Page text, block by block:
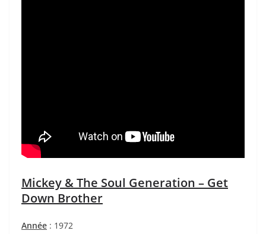
Mickey & The Soul Generation – Get
Down Brother
Année : 1972